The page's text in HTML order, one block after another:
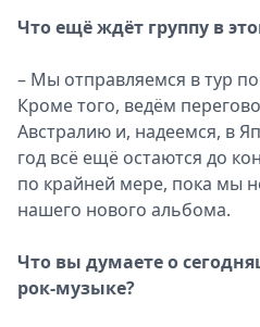
Что ещё ждёт группу в
– Мы отправляемся в тур
Кроме того, ведём
Австралию и, надеемся, в
год всё ещё остаются до
по крайней мере, пока мы
нашего нового альбома.
Что вы думаете о
рок-музыке?